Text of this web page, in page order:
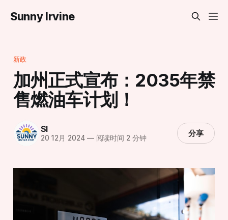
Sunny Irvine
新政
加州正式宣布：2035年禁
售燃油车计划！
SI
20 12月 2024 —阅读时间 2 分钟 分享